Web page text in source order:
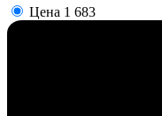
Цена 1 683